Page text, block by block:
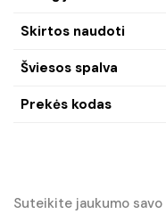
Skirtos naudoti
Šviesos spalva
Prekės kodas
Suteikite jaukumo